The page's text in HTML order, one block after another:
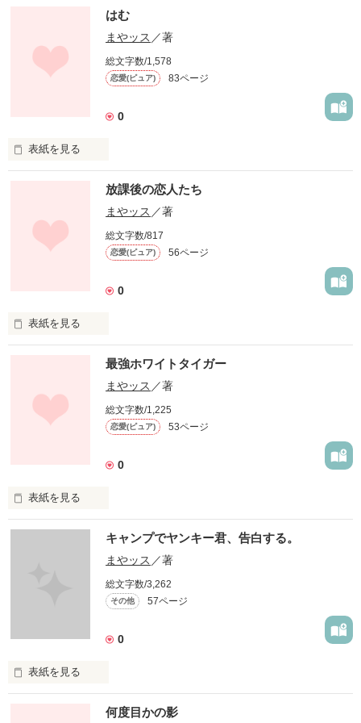
名探偵鈴木そら豆登場。
作品を読む
はむ
まやッス ／著
総文字数/1,578
恋愛(ピュア) 83ページ
0
表紙を見る
クリスマスはケーキと彼氏つくります。
作品を読む
放課後の恋人たち
まやッス ／著
総文字数/817
恋愛(ピュア) 56ページ
0
表紙を見る
作品を読む
最強ホワイトタイガー
まやッス ／著
総文字数/1,225
恋愛(ピュア) 53ページ
0
表紙を見る
未編集
作品を読む
キャンプでヤンキー君、告白する。
まやッス ／著
総文字数/3,262
その他 57ページ
0
表紙を見る
何度目かの影